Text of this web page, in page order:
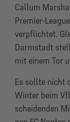
Callum
Premier-
verpflichtet.
Darmstadt
mit einem Tor
Es sollte nicht
Winter beim
scheidenden